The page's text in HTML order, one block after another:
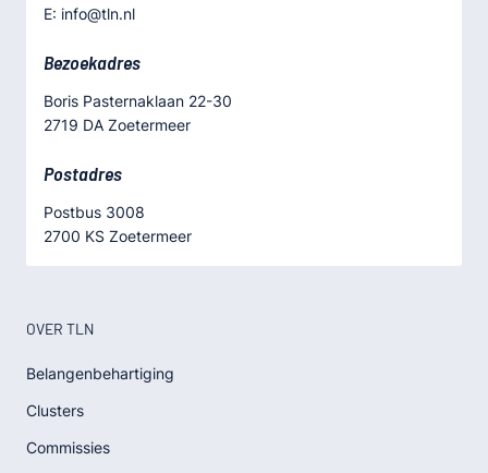
E: info@tln.nl
Bezoekadres
Boris Pasternaklaan 22-30
2719 DA Zoetermeer
Postadres
Postbus 3008
2700 KS Zoetermeer
OVER TLN
Belangenbehartiging
Clusters
Commissies